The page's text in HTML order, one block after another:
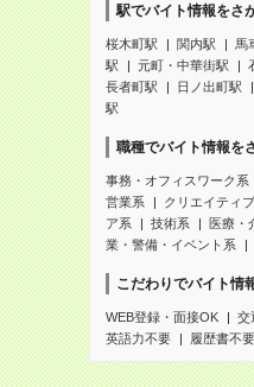
駅でバイト情報をさ
桜木町駅 関内駅 馬
駅
元町・中華街駅
長者町駅
日ノ出町駅
駅
職種でバイト情報を
事務・オフィスワーク系
営業系
クリエイティ
ア系
技術系 医療・
業・警備・イベント系
こだわりでバイト情
WEB登録・面接OK
交
英語力不要
履歴書不要